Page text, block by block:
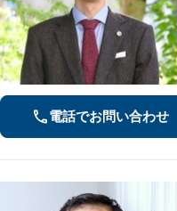
電話でお問い合わせ